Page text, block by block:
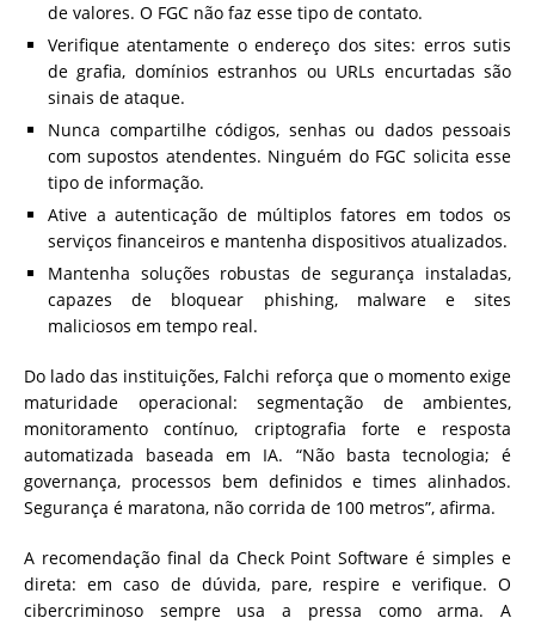
de valores. O FGC não faz esse tipo de contato.
Verifique atentamente o endereço dos sites: erros sutis
de grafia, domínios estranhos ou URLs encurtadas são
sinais de ataque.
Nunca compartilhe códigos, senhas ou dados pessoais
com supostos atendentes. Ninguém do FGC solicita esse
tipo de informação.
Ative a autenticação de múltiplos fatores em todos os
serviços financeiros e mantenha dispositivos atualizados.
Mantenha soluções robustas de segurança instaladas,
capazes de bloquear phishing, malware e sites
maliciosos em tempo real.
Do lado das instituições, Falchi reforça que o momento exige
maturidade operacional: segmentação de ambientes,
monitoramento contínuo, criptografia forte e resposta
automatizada baseada em IA. “Não basta tecnologia; é
governança, processos bem definidos e times alinhados.
Segurança é maratona, não corrida de 100 metros”, afirma.
A recomendação final da Check Point Software é simples e
direta: em caso de dúvida, pare, respire e verifique. O
cibercriminoso sempre usa a pressa como arma. A